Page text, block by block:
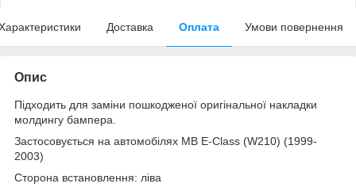
Доставка Оплата Умови повернення
Опис
Підходить для заміни пошкодженої оригінальної накладки
молдингу бампера.
Застосовується на автомобілях MB E-Class (W210) (1999-
2003)
Сторона встановлення: ліва